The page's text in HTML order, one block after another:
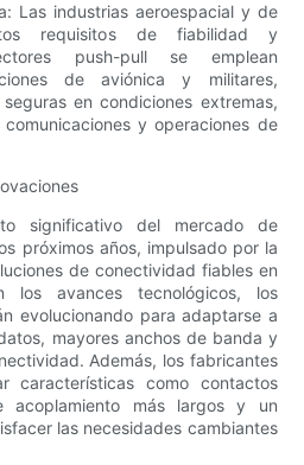
Las industrias aeroespacial y de
requisitos de fiabilidad y
push-pull se emplean
de aviónica y militares,
en condiciones extremas,
y operaciones de
significativo del mercado de
próximos años, impulsado por la
de conectividad fiables en
los avances tecnológicos, los
evolucionando para adaptarse a
mayores anchos de banda y
Además, los fabricantes
características como contactos
acoplamiento más largos y un
las necesidades cambiantes